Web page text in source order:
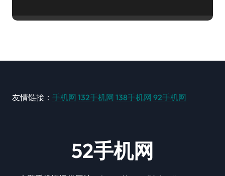
友情链接： 手机网 132手机网 138手机网 92手机网
52手机网